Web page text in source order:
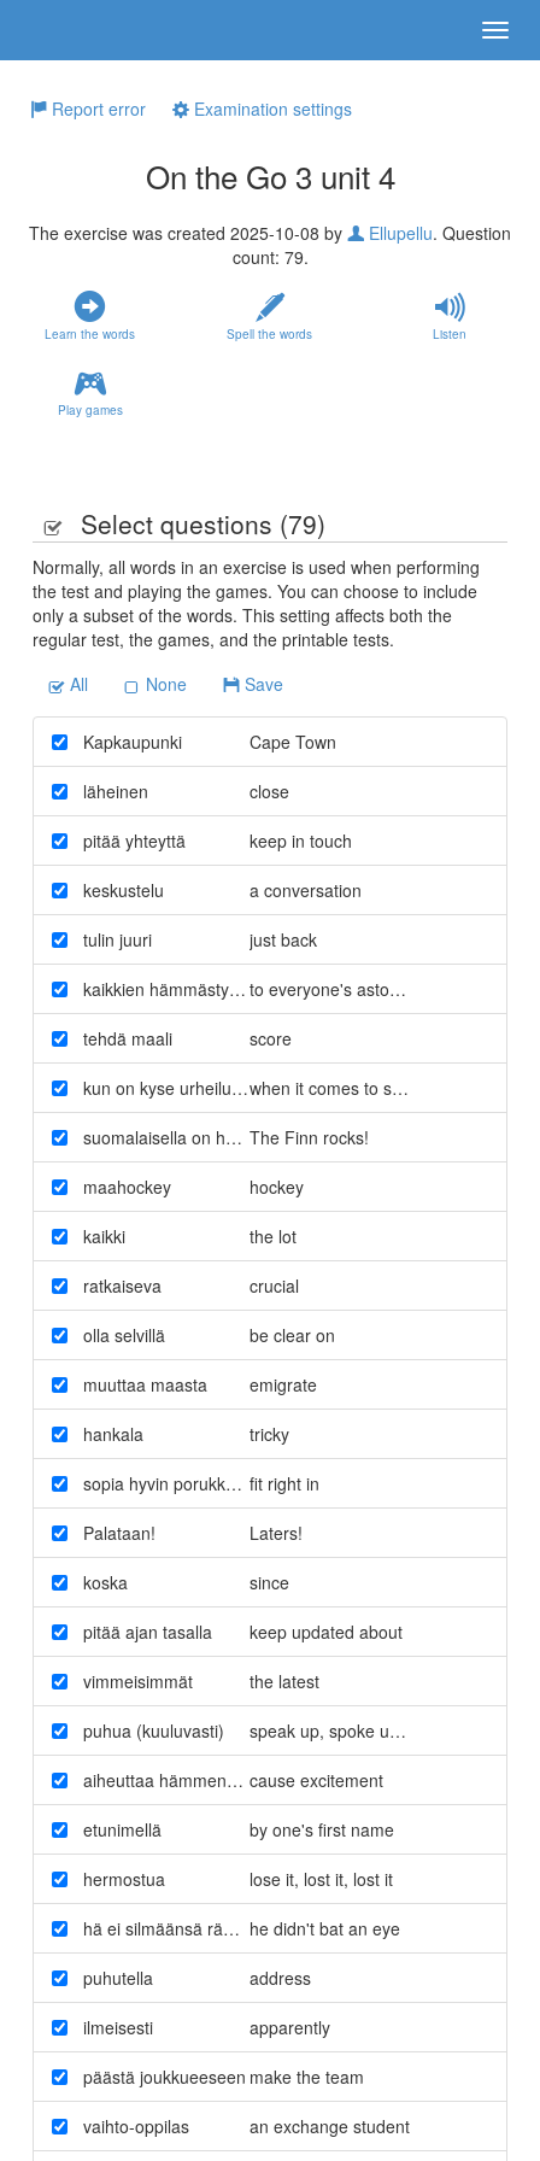
Report error Examination settings
On the Go 3 unit 4
The exercise was created 2025-10-08 by Ellupellu. Question
count: 79.
Learn the words Spell the words Listen
Play games
Select questions (79)
Normally, all words in an exercise is used when performing
the test and playing the games. You can choose to include
only a subset of the words. This setting affects both the
regular test, the games, and the printable tests.
All
None Save
Kapkaupunki Cape Town
läheinen close
pitää yhteyttä keep in touch
keskustelu a conversation
tulin juuri just back
kaikkien hämmästykseksito everyone's astonishment
tehdä maali score
kun on kyse urheilustawhen it comes to sport
suomalaisella on homma hallussa
The Finn rocks!
maahockey hockey
kaikki the lot
ratkaiseva crucial
olla selvillä be clear on
muuttaa maasta emigrate
hankala tricky
sopia hyvin porukkaanfit right in
Palataan! Laters!
koska since
pitää ajan tasalla keep updated about
vimmeisimmät the latest
puhua (kuuluvasti) speak up, spoke up,spoken up
aiheuttaa hämmennystäcause excitement
etunimellä by one's first name
hermostua lose it, lost it, lost it
hä ei silmäänsä räpäyttänythe didn't bat an eye
puhutella address
ilmeisesti apparently
päästä joukkueeseen make the team
vaihto-oppilas an exchange student